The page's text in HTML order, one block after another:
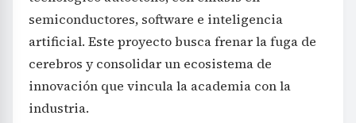
semiconductores, software e inteligencia
artificial. Este proyecto busca frenar la fuga de
cerebros y consolidar un ecosistema de
innovación que vincula la academia con la
industria.